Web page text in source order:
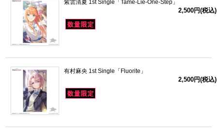
紫雲清夏 1st Single「Tame-Lie-One-Step」
2,500円(税込)
有村麻央 1st Single「Fluorite」
2,500円(税込)